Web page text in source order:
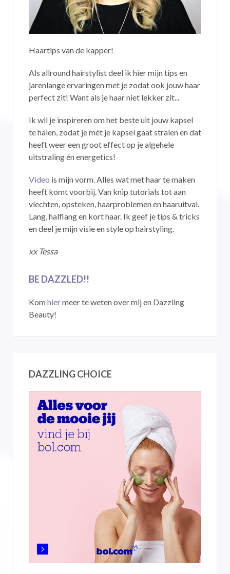
Haartips van de kapper!
Als allround hairstylist deel ik hier mijn tips en
jarenlange ervaringen met je zodat ook jouw haar
perfect zit! Want als je haar niet lekker zit...
Ik wil je inspireren om het beste uit jouw kapsel
te halen, zodat je mét je kapsel gaat stralen en dat
heeft weer een groot effect op je algehele
uitstraling én energetics!
Video is mijn vorm. Alles wat met haar te maken
heeft komt voorbij. Van knip tutorials tot aan
vlechten, opsteken, haarproblemen en haaruitval.
Lang, halflang en kort haar. Ik geef je tips & tricks
en deel je mijn visie en style op hairstyling.
xx Tessa
BE DAZZLED!!
Komhiermeer te weten over mij en Dazzling
Beauty!
DAZZLING CHOICE